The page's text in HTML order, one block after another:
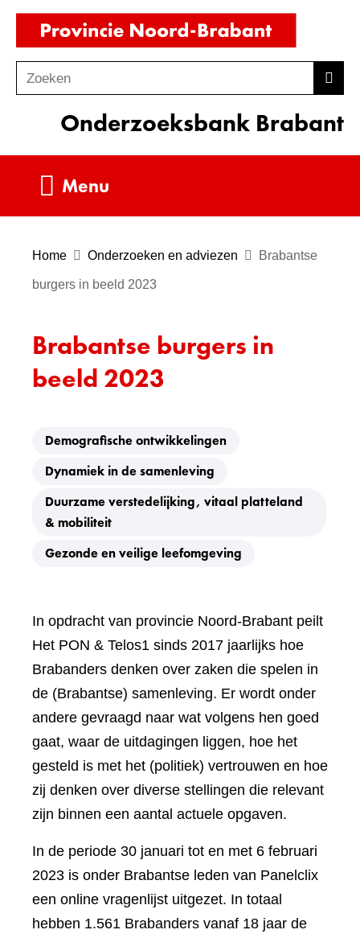
Ga
de
inhoud
o
Zoeken
Onderzoeksbank Brabant
Menu
Home Onderzoeken en adviezen Brabantse
burgers in beeld 2023
Brabantse burgers in
beeld 2023
Demografische ontwikkelingen
Dynamiek in de samenleving
Duurzame verstedelijking, vitaal platteland
& mobiliteit
Gezonde en veilige leefomgeving
In opdracht van provincie Noord-Brabant peilt
Het PON & Telos1 sinds 2017 jaarlijks hoe
Brabanders denken over zaken die spelen in
de (Brabantse) samenleving. Er wordt onder
andere gevraagd naar wat volgens hen goed
gaat, waar de uitdagingen liggen, hoe het
gesteld is met het (politiek) vertrouwen en hoe
zij denken over diverse stellingen die relevant
zijn binnen een aantal actuele opgaven.
In de periode 30 januari tot en met 6 februari
2023 is onder Brabantse leden van Panelclix
een online vragenlijst uitgezet. In totaal
hebben 1.561 Brabanders vanaf 18 jaar de